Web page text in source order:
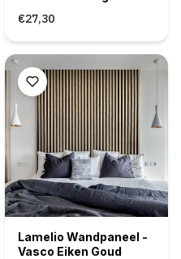
€27,30
Lamelio Wandpaneel -
Vasco Eiken Goud